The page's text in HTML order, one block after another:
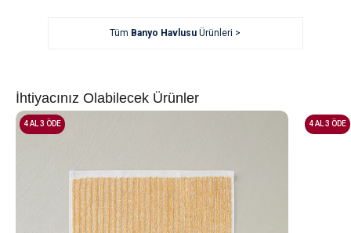
Tüm Banyo Havlusu Ürünleri >
İhtiyacınız Olabilecek Ürünler
4 AL 3 ÖDE 4 AL 3 ÖDE